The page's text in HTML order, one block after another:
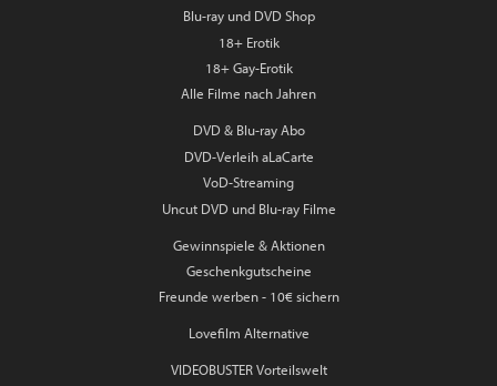
Blu-ray und DVD Shop
18+ Erotik
18+ Gay-Erotik
Alle Filme nach Jahren
DVD & Blu-ray Abo
DVD-Verleih aLaCarte
VoD-Streaming
Uncut DVD und Blu-ray Filme
Gewinnspiele & Aktionen
Geschenkgutscheine
Freunde werben - 10€ sichern
Lovefilm Alternative
VIDEOBUSTER Vorteilswelt